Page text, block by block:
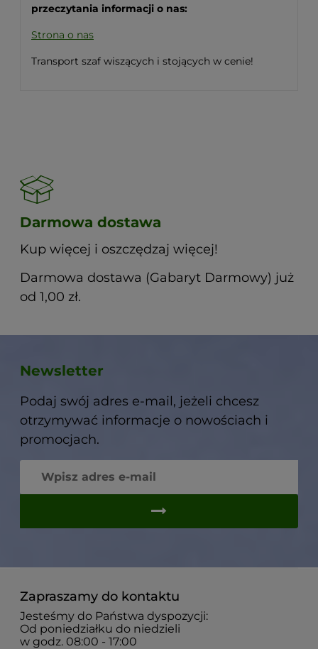
przeczytania informacji o nas:
Strona o nas
Transport szaf wiszących i stojących w cenie!
Darmowa dostawa
Kup więcej i oszczędzaj więcej!
Darmowa dostawa (Gabaryt Darmowy) już
od 1,00 zł.
Newsletter
Podaj swój adres e-mail, jeżeli chcesz
otrzymywać informacje o nowościach i
promocjach.
Zapraszamy do kontaktu
Jesteśmy do Państwa dyspozycji:
Od poniedziałku do niedzieli
w godz. 08:00 - 17:00